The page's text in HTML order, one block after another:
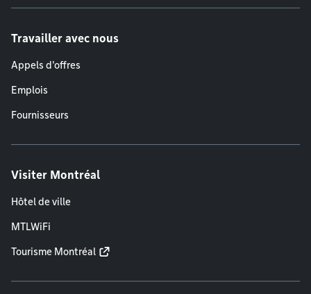
Travailler avec nous
Appels d'offres
Emplois
Fournisseurs
Visiter Montréal
Hôtel de ville
MTLWiFi
Tourisme Montréal